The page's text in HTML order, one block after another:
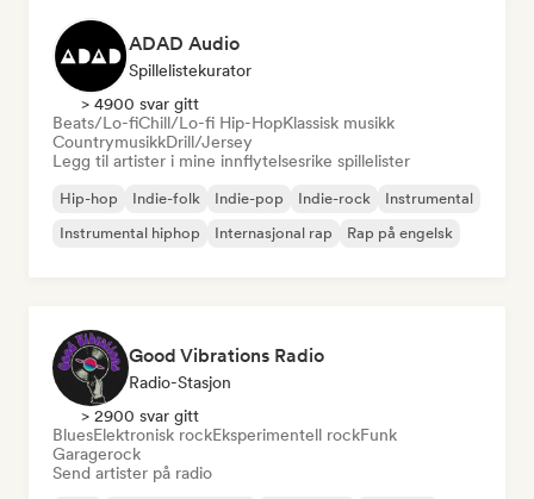
ADAD Audio
Spillelistekurator
> 4900 svar gitt
Beats/Lo-fiChill/Lo-fi Hip-HopKlassisk musikk
CountrymusikkDrill/Jersey
Legg til artister i mine innflytelsesrike spillelister
Hip-hop Indie-folk Indie-pop Indie-rock
Instrumental
Instrumental hiphop
Internasjonal rap Rap på engelsk
Good Vibrations Radio
Radio-Stasjon
> 2900 svar gitt
BluesElektronisk rockEksperimentell rockFunk
Garagerock
Send artister på radio